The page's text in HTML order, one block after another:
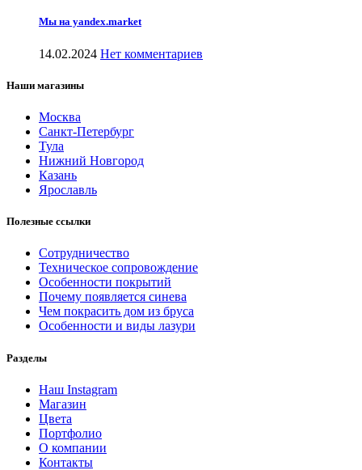
Мы на yandex.market
14.02.2024 Нет комментариев
Наши магазины
Москва
Санкт-Петербург
Тула
Нижний Новгород
Казань
Ярославль
Полезные ссылки
Сотрудничество
Техническое сопровождение
Особенности покрытий
Почему появляется синева
Чем покрасить дом из бруса
Особенности и виды лазури
Разделы
Наш Instagram
Магазин
Цвета
Портфолио
О компании
Контакты